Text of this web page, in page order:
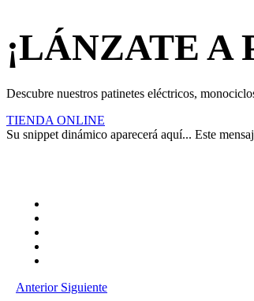
¡LÁNZATE A
Descubre nuestros patinetes eléctricos,
TIENDA ONLINE
Su snippet dinámico aparecerá aquí... Este
Anterior Siguiente